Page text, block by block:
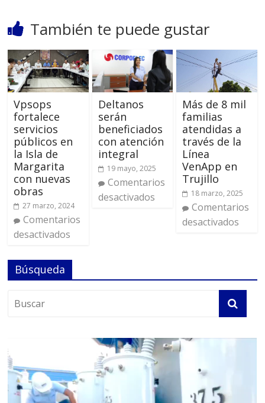
También te puede gustar
Vpsops
fortalece
servicios
públicos en
la Isla de
Margarita
con nuevas
obras
27 marzo, 2024
Comentarios
desactivados
Deltanos
serán
beneficiados
con atención
integral
19 mayo, 2025
Comentarios
desactivados
Más de 8 mil
familias
atendidas a
través de la
Línea
VenApp en
Trujillo
18 marzo, 2025
Comentarios
desactivados
Búsqueda